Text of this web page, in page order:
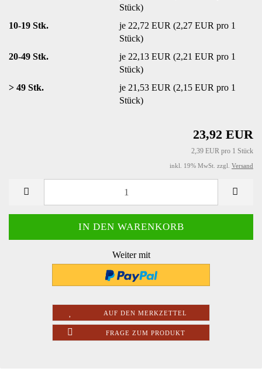
Stück)
10-19 Stk.
je 22,72 EUR (2,27 EUR pro 1
Stück)
20-49 Stk.
je 22,13 EUR (2,21 EUR pro 1
Stück)
> 49 Stk.
je 21,53 EUR (2,15 EUR pro 1
Stück)
23,92 EUR
2,39 EUR pro 1 Stück
inkl. 19% MwSt. zzgl. Versand
Weiter mit
AUF DEN MERKZETTEL
FRAGE ZUM PRODUKT